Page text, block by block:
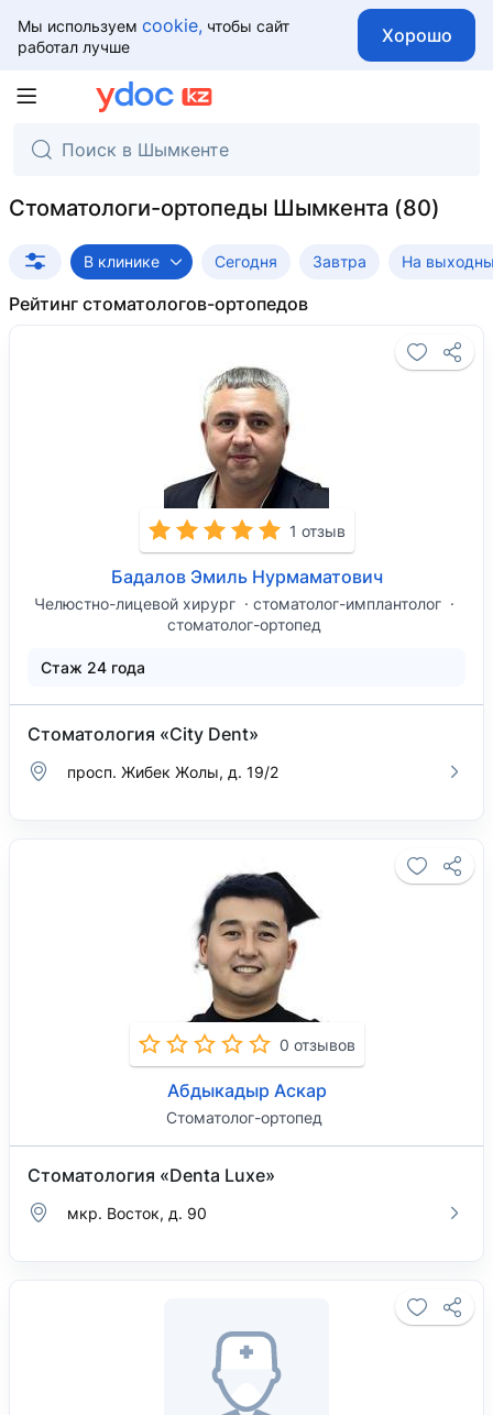
Мы используем cookie, чтобы сайт
работал лучше
Хорошо
Стоматологи-ортопеды Шымкента
В клинике Сегодня Завтра На
Рейтинг стоматологов-ортопедов
1 отзыв
Бадалов Эмиль Нурмаматович
Челюстно-лицевой хирург
стоматолог-имплантолог
стоматолог-ортопед
Стаж 24 года
Стоматология «City Dent»
просп. Жибек Жолы, д. 19/2
0 отзывов
Абдыкадыр Аскар
Стоматолог-ортопед
Стоматология «Denta Luxe»
мкр. Восток, д. 90